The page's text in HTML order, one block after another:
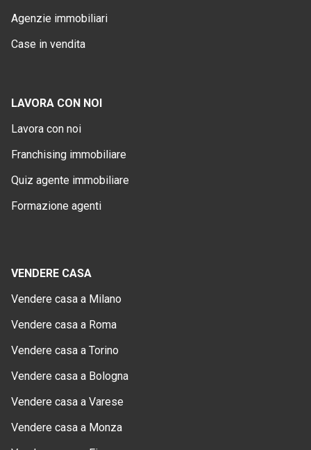
Agenzie immobiliari
Case in vendita
LAVORA CON NOI
Lavora con noi
Franchising immobiliare
Quiz agente immobiliare
Formazione agenti
VENDERE CASA
Vendere casa a Milano
Vendere casa a Roma
Vendere casa a Torino
Vendere casa a Bologna
Vendere casa a Varese
Vendere casa a Monza